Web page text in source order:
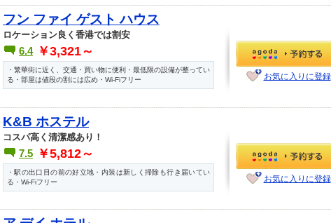
フン ファイ ゲスト ハウス
ロケーション良く香港では割安
6.4 ￥3,321～
・繁華街に近く、交通・買い物に便利・最低限の設備が整ってい
る・部屋は値段の割には広め・Wi-Fiフリー
お気に入りに登録
K&B ホステル
コスパ高く清潔感あり！
7.5 ￥5,812～
・駅の出口目の前の好立地・内装は新しく掃除も行き届いてい
る・Wi-Fiフリー
お気に入りに登録